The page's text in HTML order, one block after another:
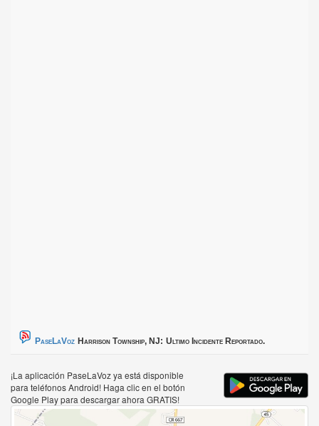
PaseLaVoz Harrison Township, NJ: Ultimo Incidente Reportado.
¡La aplicación PaseLaVoz ya está disponible
para teléfonos Android! Haga clic en el botón
Google Play para descargar ahora GRATIS!